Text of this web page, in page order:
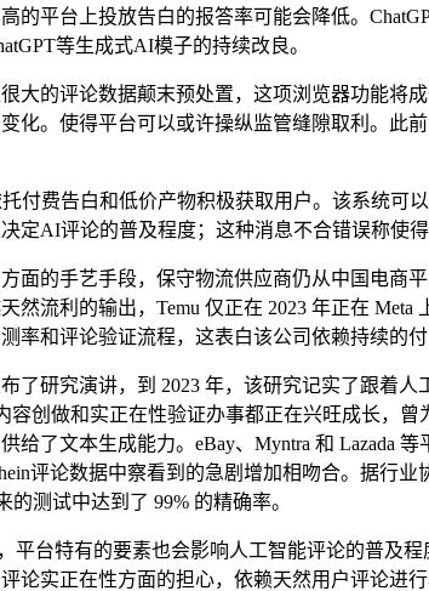
的平台上投放告白的报答率可能会降低。
等生成式AI模子的持续改良。
的评论数据颠末预处置，这项浏览器功能将
化。使得平台可以或许操纵监管缝隙取利。此
费告白和低价产物积极获取用户。该系统可
定AI评论的普及程度；这种消息不合错误称使
的手艺手段，保守物流供应商仍从中国电商平
然流利的输出，Temu 仅正在 2023 年正在
率和评论验证流程，这表白该公司依赖持续的付
研究演讲，到 2023 年，该研究记实了跟着人
容创做和实正在性验证办事都正在兴旺成长，
给了文本生成能力。eBay、Myntra 和 Lazada
评论数据中察看到的急剧增加相吻合。据行
的测试中达到了 99% 的精确率。
台特有的要素也会影响人工智能评论的普及程
论实正在性方面的担心，依赖天然用户评论进